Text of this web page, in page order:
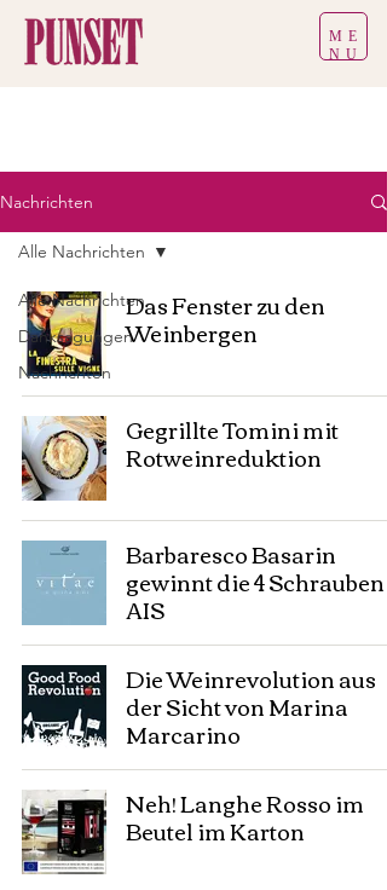
ME
NU
Nachrichten
Alle Nachrichten
Danksagungen
Nachrichten
Alle Nachrichten
Das Fenster zu den
Weinbergen
Gegrillte Tomini mit
Rotweinreduktion
Barbaresco Basarin
gewinnt die 4 Schrauben
AIS
Die Weinrevolution aus
der Sicht von Marina
Marcarino
Neh! Langhe Rosso im
Beutel im Karton